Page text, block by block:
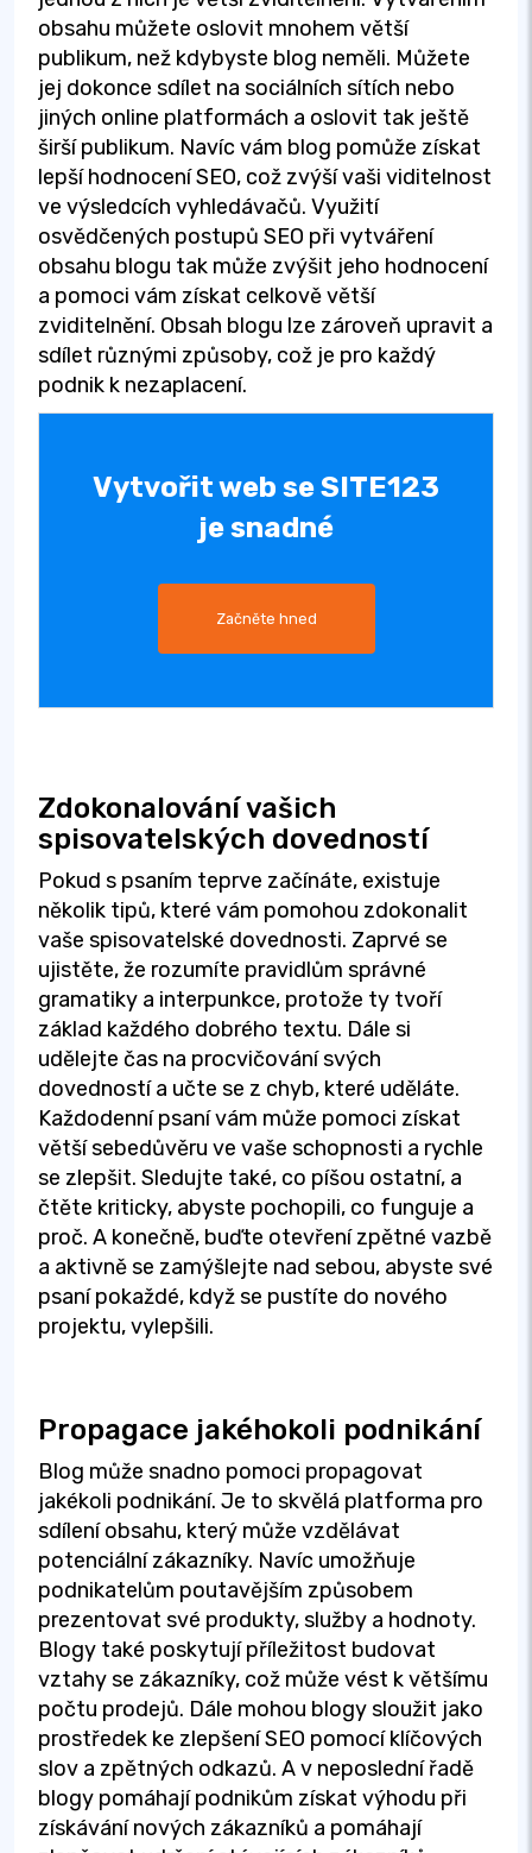
obsahu můžete oslovit mnohem větší
publikum, než kdybyste blog neměli. Můžete
jej dokonce sdílet na sociálních sítích nebo
jiných online platformách a oslovit tak ještě
širší publikum. Navíc vám blog pomůže získat
lepší hodnocení SEO, což zvýší vaši viditelnost
ve výsledcích vyhledávačů. Využití
osvědčených postupů SEO při vytváření
obsahu blogu tak může zvýšit jeho hodnocení
a pomoci vám získat celkově větší
zviditelnění. Obsah blogu lze zároveň upravit a
sdílet různými způsoby, což je pro každý
podnik k nezaplacení.
Vytvořit web se SITE123
je snadné
Začněte hned
Zdokonalování vašich
spisovatelských dovedností
Pokud s psaním teprve začínáte, existuje
několik tipů, které vám pomohou zdokonalit
vaše spisovatelské dovednosti. Zaprvé se
ujistěte, že rozumíte pravidlům správné
gramatiky a interpunkce, protože ty tvoří
základ každého dobrého textu. Dále si
udělejte čas na procvičování svých
dovedností a učte se z chyb, které uděláte.
Každodenní psaní vám může pomoci získat
větší sebedůvěru ve vaše schopnosti a rychle
se zlepšit. Sledujte také, co píšou ostatní, a
čtěte kriticky, abyste pochopili, co funguje a
proč. A konečně, buďte otevření zpětné vazbě
a aktivně se zamýšlejte nad sebou, abyste své
psaní pokaždé, když se pustíte do nového
projektu, vylepšili.
Propagace jakéhokoli podnikání
Blog může snadno pomoci propagovat
jakékoli podnikání. Je to skvělá platforma pro
sdílení obsahu, který může vzdělávat
potenciální zákazníky. Navíc umožňuje
podnikatelům poutavějším způsobem
prezentovat své produkty, služby a hodnoty.
Blogy také poskytují příležitost budovat
vztahy se zákazníky, což může vést k většímu
počtu prodejů. Dále mohou blogy sloužit jako
prostředek ke zlepšení SEO pomocí klíčových
slov a zpětných odkazů. A v neposlední řadě
blogy pomáhají podnikům získat výhodu při
získávání nových zákazníků a pomáhají